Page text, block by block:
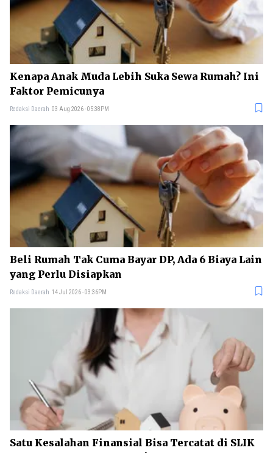
Kenapa Anak Muda Lebih Suka Sewa Rumah? Ini
Faktor Pemicunya
Redaksi Daerah 03 Aug 2026 - 05:38PM
Beli Rumah Tak Cuma Bayar DP, Ada 6 Biaya Lain
yang Perlu Disiapkan
Redaksi Daerah 14 Jul 2026 - 03:36PM
Satu Kesalahan Finansial Bisa Tercatat di SLIK